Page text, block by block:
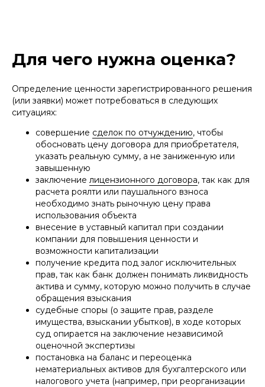
Для чего нужна оценка?
Определение ценности зарегистрированного решения
(или заявки) может потребоваться в следующих
ситуациях:
совершение сделок по отчуждению, чтобы
обосновать цену договора для приобретателя,
указать реальную сумму, а не заниженную или
завышенную
заключение лицензионного договора, так как для
расчета роялти или паушального взноса
необходимо знать рыночную цену права
использования объекта
внесение в уставный капитал при создании
компании для повышения ценности и
возможности капитализации
получение кредита под залог исключительных
прав, так как банк должен понимать ликвидность
актива и сумму, которую можно получить в случае
обращения взыскания
судебные споры (о защите прав, разделе
имущества, взыскании убытков), в ходе которых
суд опирается на заключение независимой
оценочной экспертизы
постановка на баланс и переоценка
нематериальных активов для бухгалтерского или
налогового учета (например, при реорганизации